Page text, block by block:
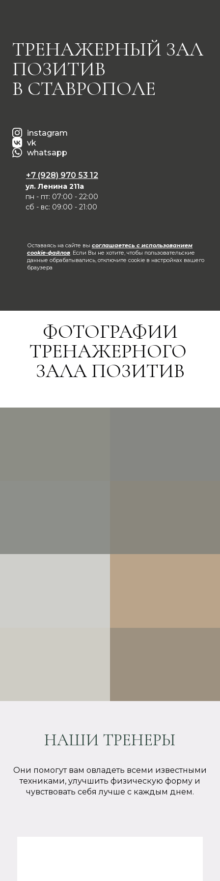
ТРЕНАЖЕРНЫЙ ЗАЛ
ПОЗИТИВ
В СТАВРОПОЛЕ
instagram
vk
whatsapp
+7 (928) 970 53 12
ул. Ленина 211а
пн - пт: 07:00 - 22:00
сб - вс: 09:00 - 21:00
Оставаясь на сайте вы соглашаетесь с использованием
cookie-файлов. Если Вы не хотите, чтобы пользовательские
данные обрабатывались, отключите cookie в настройках вашего
браузера
ФОТОГРАФИИ
ТРЕНАЖЕРНОГО
ЗАЛА ПОЗИТИВ
НАШИ ТРЕНЕРЫ
Они помогут вам овладеть всеми известными
техниками, улучшить физическую форму и
чувствовать себя лучше с каждым днем.